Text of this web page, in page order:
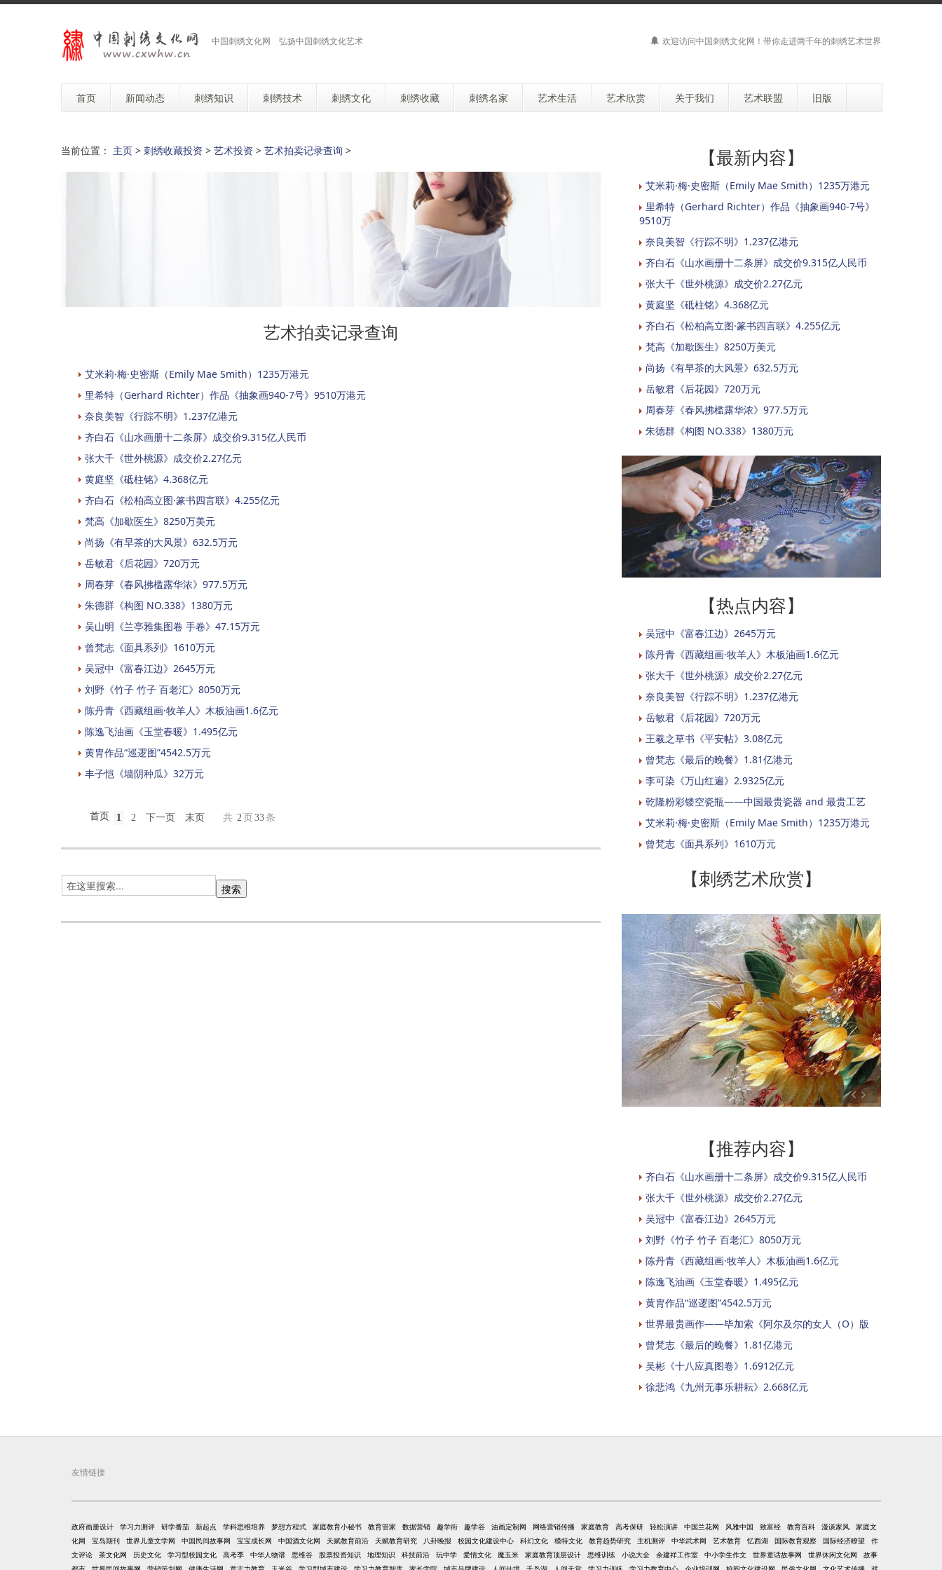
中国刺绣文化网 弘扬中国刺绣文化艺术 欢迎访问中国刺绣文化网 ！带你走进两千年的刺绣艺术世界
首页 新闻动态 刺绣知识 刺绣技术 刺绣文化 刺绣收藏 刺绣名家 艺术生活 艺术欣赏 关于我们 艺术联盟 旧版
当前位置： 主页 > 刺绣收藏投资 > 艺术投资 > 艺术拍卖记录查询 >
艺术拍卖记录查询
艾米莉·梅·史密斯（Emily Mae Smith）1235万港元
里希特（Gerhard Richter）作品《抽象画940-7号》9510万港元
奈良美智《行踪不明》1.237亿港元
齐白石《山水画册十二条屏》成交价9.315亿人民币
张大千《世外桃源》成交价2.27亿元
黄庭坚《砥柱铭》4.368亿元
齐白石《松柏高立图·篆书四言联》4.255亿元
梵高《加歇医生》8250万美元
尚扬《有早茶的大风景》632.5万元
岳敏君《后花园》720万元
周春芽《春风拂槛露华浓》977.5万元
朱德群《构图 NO.338》1380万元
吴山明《兰亭雅集图卷 手卷》47.15万元
曾梵志《面具系列》1610万元
吴冠中《富春江边》2645万元
刘野《竹子 竹子 百老汇》8050万元
陈丹青《西藏组画·牧羊人》木板油画1.6亿元
陈逸飞油画《玉堂春暖》1.495亿元
黄胄作品“巡逻图”4542.5万元
丰子恺《墙阴种瓜》32万元
首页 1 2 下一页 末页 共 2 页33 条
【最新内容】
艾米莉·梅·史密斯（Emily Mae Smith）1235万港元
里希特（Gerhard Richter）作品《抽象画940-7号》
9510万
奈良美智《行踪不明》1.237亿港元
齐白石《山水画册十二条屏》成交价9.315亿人民币
张大千《世外桃源》成交价2.27亿元
黄庭坚《砥柱铭》4.368亿元
齐白石《松柏高立图·篆书四言联》4.255亿元
梵高《加歇医生》8250万美元
尚扬《有早茶的大风景》632.5万元
岳敏君《后花园》720万元
周春芽《春风拂槛露华浓》977.5万元
朱德群《构图 NO.338》1380万元
【热点内容】
吴冠中《富春江边》2645万元
陈丹青《西藏组画·牧羊人》木板油画1.6亿元
张大千《世外桃源》成交价2.27亿元
奈良美智《行踪不明》1.237亿港元
岳敏君《后花园》720万元
王羲之草书《平安帖》3.08亿元
曾梵志《最后的晚餐》1.81亿港元
李可染《万山红遍》2.9325亿元
乾隆粉彩镂空瓷瓶——中国最贵瓷器 and 最贵工艺
艾米莉·梅·史密斯（Emily Mae Smith）1235万港元
曾梵志《面具系列》1610万元
【刺绣艺术欣赏】
【推荐内容】
齐白石《山水画册十二条屏》成交价9.315亿人民币
张大千《世外桃源》成交价2.27亿元
吴冠中《富春江边》2645万元
刘野《竹子 竹子 百老汇》8050万元
陈丹青《西藏组画·牧羊人》木板油画1.6亿元
陈逸飞油画《玉堂春暖》1.495亿元
黄胄作品“巡逻图”4542.5万元
世界最贵画作——毕加索《阿尔及尔的女人（O）版
曾梵志《最后的晚餐》1.81亿港元
吴彬《十八应真图卷》1.6912亿元
徐悲鸿《九州无事乐耕耘》2.668亿元
友情链接
政府画册设计 学习力测评 研学番茄 新起点 学科思维培养 梦想方程式 家庭教育小秘书 教育管家 数据营销 趣学街 趣学谷 油画定制网 网络营销传播 家庭教育 高考保研 轻松演讲 中国兰花网 风雅中国 致富经 教育百科 漫谈家风
家庭文
化网
宝岛期刊 世界儿童文学网 中国民间故事网 宝宝成长网 中国酒文化网 天赋教育前沿 天赋教育研究 八卦晚报 校园文化建设中心 科幻文化 模特文化 教育趋势研究 主机测评 中华武术网 艺术教育 忆西湖 国际教育观察 国际经济瞭望
作
文评论
茶文化网 历史文化 学习型校园文化 高考季 中华人物谱 思维谷 股票投资知识 地理知识 科技前沿 玩中学 爱情文化 魔玉米 家庭教育顶层设计 思维训练 小说大全 余建祥工作室 中小学生作文 世界童话故事网 世界休闲文化网
故事